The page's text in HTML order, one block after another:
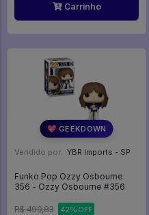
Carrinho
💖 GEEKDOWN
Vendido por: YBR Imports - SP
Funko Pop Ozzy Osbourne
356 - Ozzy Osbourne #356
R$ 499,83 42% OFF